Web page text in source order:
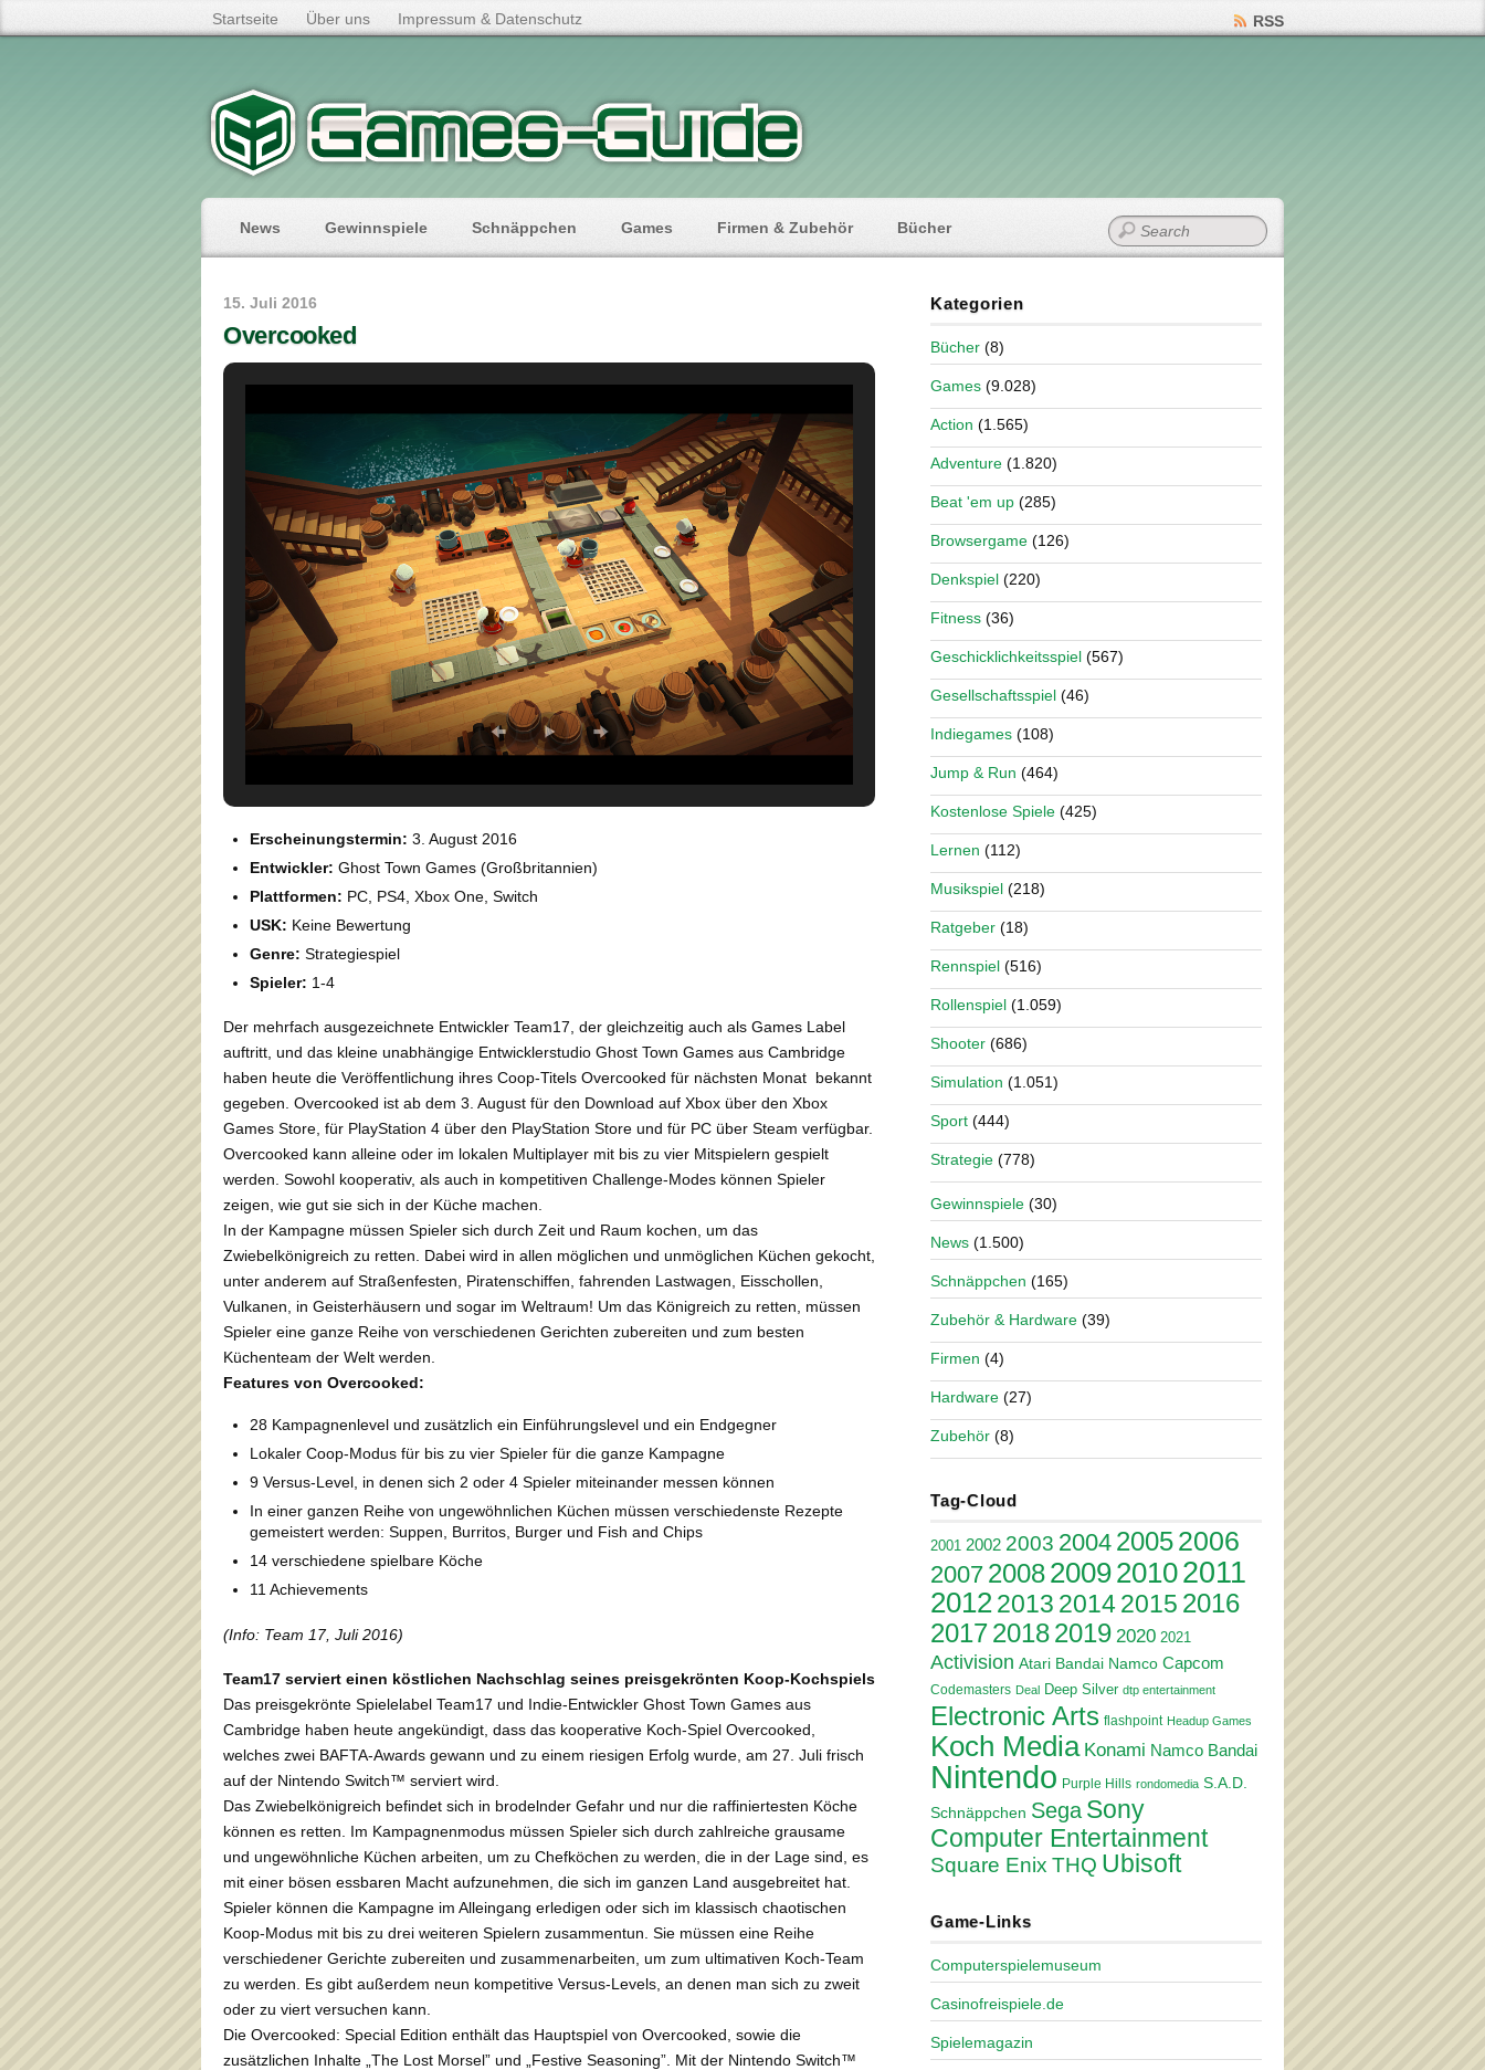
Startseite Über uns Impressum & Datenschutz RSS
News Gewinnspiele Schnäppchen Games Firmen & Zubehör Bücher
15. Juli 2016
Overcooked
Erscheinungstermin: 3. August 2016
Entwickler: Ghost Town Games (Großbritannien)
Plattformen: PC, PS4, Xbox One, Switch
USK: Keine Bewertung
Genre: Strategiespiel
Spieler: 1-4
Der mehrfach ausgezeichnete Entwickler Team17, der gleichzeitig auch als Games Label
auftritt, und das kleine unabhängige Entwicklerstudio Ghost Town Games aus Cambridge
haben heute die Veröffentlichung ihres Coop-Titels Overcooked für nächsten Monat bekannt
gegeben. Overcooked ist ab dem 3. August für den Download auf Xbox über den Xbox
Games Store, für PlayStation 4 über den PlayStation Store und für PC über Steam verfügbar.
Overcooked kann alleine oder im lokalen Multiplayer mit bis zu vier Mitspielern gespielt
werden. Sowohl kooperativ, als auch in kompetitiven Challenge-Modes können Spieler
zeigen, wie gut sie sich in der Küche machen.
In der Kampagne müssen Spieler sich durch Zeit und Raum kochen, um das
Zwiebelkönigreich zu retten. Dabei wird in allen möglichen und unmöglichen Küchen gekocht,
unter anderem auf Straßenfesten, Piratenschiffen, fahrenden Lastwagen, Eisschollen,
Vulkanen, in Geisterhäusern und sogar im Weltraum! Um das Königreich zu retten, müssen
Spieler eine ganze Reihe von verschiedenen Gerichten zubereiten und zum besten
Küchenteam der Welt werden.
Features von Overcooked:
28 Kampagnenlevel und zusätzlich ein Einführungslevel und ein Endgegner
Lokaler Coop-Modus für bis zu vier Spieler für die ganze Kampagne
9 Versus-Level, in denen sich 2 oder 4 Spieler miteinander messen können
In einer ganzen Reihe von ungewöhnlichen Küchen müssen verschiedenste Rezepte
gemeistert werden: Suppen, Burritos, Burger und Fish and Chips
14 verschiedene spielbare Köche
11 Achievements
(Info: Team 17, Juli 2016)
Team17 serviert einen köstlichen Nachschlag seines preisgekrönten Koop-Kochspiels
Das preisgekrönte Spielelabel Team17 und Indie-Entwickler Ghost Town Games aus
Cambridge haben heute angekündigt, dass das kooperative Koch-Spiel Overcooked,
welches zwei BAFTA-Awards gewann und zu einem riesigen Erfolg wurde, am 27. Juli frisch
auf der Nintendo Switch™ serviert wird.
Das Zwiebelkönigreich befindet sich in brodelnder Gefahr und nur die raffiniertesten Köche
können es retten. Im Kampagnenmodus müssen Spieler sich durch zahlreiche grausame
und ungewöhnliche Küchen arbeiten, um zu Chefköchen zu werden, die in der Lage sind, es
mit einer bösen essbaren Macht aufzunehmen, die sich im ganzen Land ausgebreitet hat.
Spieler können die Kampagne im Alleingang erledigen oder sich im klassisch chaotischen
Koop-Modus mit bis zu drei weiteren Spielern zusammentun. Sie müssen eine Reihe
verschiedener Gerichte zubereiten und zusammenarbeiten, um zum ultimativen Koch-Team
zu werden. Es gibt außerdem neun kompetitive Versus-Levels, an denen man sich zu zweit
oder zu viert versuchen kann.
Die Overcooked: Special Edition enthält das Hauptspiel von Overcooked, sowie die
zusätzlichen Inhalte „The Lost Morsel” und „Festive Seasoning”. Mit der Nintendo Switch™
Kategorien
Bücher (8)
Games (9.028)
Action (1.565)
Adventure (1.820)
Beat 'em up (285)
Browsergame (126)
Denkspiel (220)
Fitness (36)
Geschicklichkeitsspiel (567)
Gesellschaftsspiel (46)
Indiegames (108)
Jump & Run (464)
Kostenlose Spiele (425)
Lernen (112)
Musikspiel (218)
Ratgeber (18)
Rennspiel (516)
Rollenspiel (1.059)
Shooter (686)
Simulation (1.051)
Sport (444)
Strategie (778)
Gewinnspiele (30)
News (1.500)
Schnäppchen (165)
Zubehör & Hardware (39)
Firmen (4)
Hardware (27)
Zubehör (8)
Tag-Cloud
2001 2002 2003 2004 20052006
2007 2008200920102011
20122013 20142015 2016
201720182019 2020 2021
Activision Atari Bandai Namco Capcom
Codemasters Deal Deep Silver dtp entertainment
Electronic Arts flashpoint Headup Games
Koch Media Konami Namco Bandai
Nintendo Purple Hills rondomedia S.A.D.
Schnäppchen Sega Sony
Computer Entertainment
Square Enix THQ Ubisoft
Game-Links
Computerspielemuseum
Casinofreispiele.de
Spielemagazin